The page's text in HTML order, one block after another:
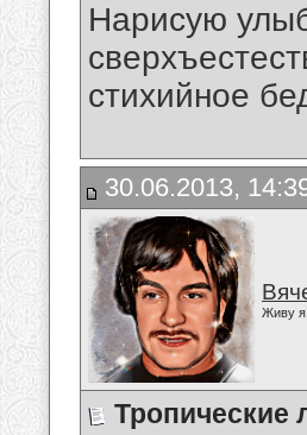
Нарисую
стихийное
30.06.2013,
Живу я
Тропические